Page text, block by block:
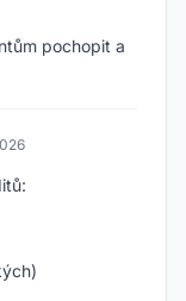
pochopit a